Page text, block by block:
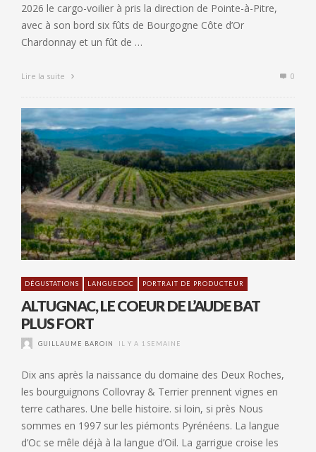
2026 le cargo-voilier à pris la direction de Pointe-à-Pitre,
avec à son bord six fûts de Bourgogne Côte d’Or
Chardonnay et un fût de …
Lire la suite 0
DÉGUSTATIONS LANGUEDOC PORTRAIT DE PRODUCTEUR
ALTUGNAC, LE COEUR DE L’AUDE BAT
PLUS FORT
GUILLAUME BAROIN IL Y A 1 SEMAINE
Dix ans après la naissance du domaine des Deux Roches,
les bourguignons Collovray & Terrier prennent vignes en
terre cathares. Une belle histoire. si loin, si près Nous
sommes en 1997 sur les piémonts Pyrénéens. La langue
d’Oc se mêle déjà à la langue d’Oil. La garrigue croise les